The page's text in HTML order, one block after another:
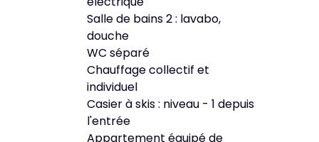
Salle de bains 2 : lavabo,
douche
WC séparé
Chauffage collectif et
individuel
Casier à skis : niveau - 1 depuis
l'entrée
Appartement équipé de